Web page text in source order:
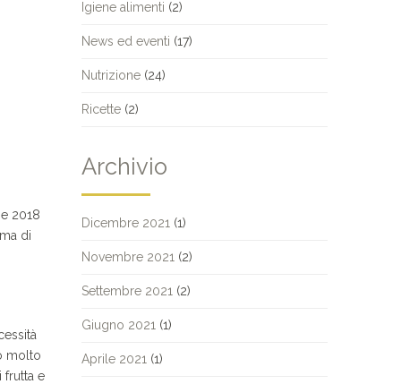
2018
di
molto
frutta e
Igiene alimenti (2)
News ed eventi (17)
Nutrizione (24)
Ricette (2)
Archivio
Dicembre 2021 (1)
Novembre 2021 (2)
Settembre 2021 (2)
Giugno 2021 (1)
Aprile 2021 (1)